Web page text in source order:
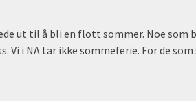
ut til å bli en flott sommer. Noe som
Vi i NA tar ikke sommeferie. For de